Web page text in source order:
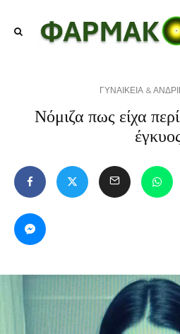
ΓΥΝΑΙΚΕΙΑ &
Νόμιζα πως είχα